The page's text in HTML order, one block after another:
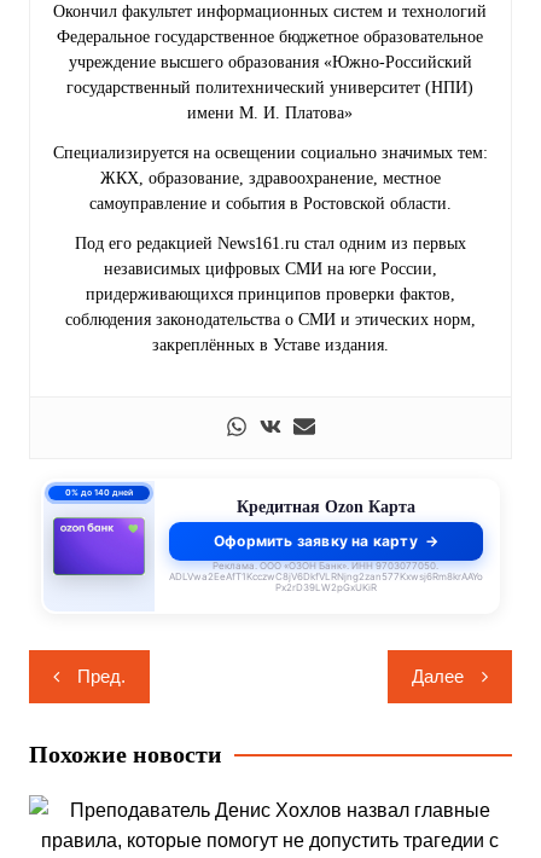
Окончил факультет информационных систем и технологий
Федеральное государственное бюджетное образовательное
учреждение высшего образования «Южно-Российский
государственный политехнический университет (НПИ)
имени М. И. Платова»
Специализируется на освещении социально значимых тем:
ЖКХ, образование, здравоохранение, местное
самоуправление и события в Ростовской области.
Под его редакцией News161.ru стал одним из первых
независимых цифровых СМИ на юге России,
придерживающихся принципов проверки фактов,
соблюдения законодательства о СМИ и этических норм,
закреплённых в Уставе издания.
0% до 140 дней
Кредитная Ozon Карта
Оформить заявку на карту
Реклама. ООО «ОЗОН Банк». ИНН 9703077050.
ADLVwa2EeAfT1KcczwC8jV6DkfVLRNjng2zan577Kxwsj6Rm8krAAYo
Px2rD39LW2pGxUKiR
Навигация
по
записям
Пред. Далее
Похожие новости